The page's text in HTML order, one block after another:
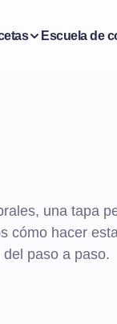
Escuela de
una tapa
cómo hacer
paso a paso.